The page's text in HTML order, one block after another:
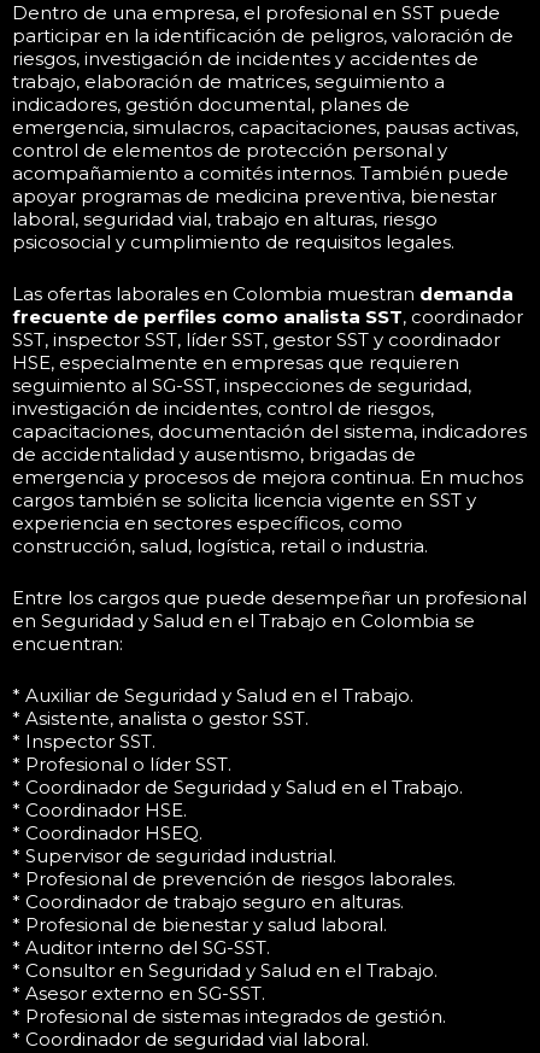
Dentro de una empresa, el profesional en SST puede
participar en la identificación de peligros, valoración de
riesgos, investigación de incidentes y accidentes de
trabajo, elaboración de matrices, seguimiento a
indicadores, gestión documental, planes de
emergencia, simulacros, capacitaciones, pausas activas,
control de elementos de protección personal y
acompañamiento a comités internos. También puede
apoyar programas de medicina preventiva, bienestar
laboral, seguridad vial, trabajo en alturas, riesgo
psicosocial y cumplimiento de requisitos legales.
Las ofertas laborales en Colombia muestran demanda
frecuente de perfiles como analista SST, coordinador
SST, inspector SST, líder SST, gestor SST y coordinador
HSE, especialmente en empresas que requieren
seguimiento al SG-SST, inspecciones de seguridad,
investigación de incidentes, control de riesgos,
capacitaciones, documentación del sistema, indicadores
de accidentalidad y ausentismo, brigadas de
emergencia y procesos de mejora continua. En muchos
cargos también se solicita licencia vigente en SST y
experiencia en sectores específicos, como
construcción, salud, logística, retail o industria.
Entre los cargos que puede desempeñar un profesional
en Seguridad y Salud en el Trabajo en Colombia se
encuentran:
* Auxiliar de Seguridad y Salud en el Trabajo.
* Asistente, analista o gestor SST.
* Inspector SST.
* Profesional o líder SST.
* Coordinador de Seguridad y Salud en el Trabajo.
* Coordinador HSE.
* Coordinador HSEQ.
* Supervisor de seguridad industrial.
* Profesional de prevención de riesgos laborales.
* Coordinador de trabajo seguro en alturas.
* Profesional de bienestar y salud laboral.
* Auditor interno del SG-SST.
* Consultor en Seguridad y Salud en el Trabajo.
* Asesor externo en SG-SST.
* Profesional de sistemas integrados de gestión.
* Coordinador de seguridad vial laboral.